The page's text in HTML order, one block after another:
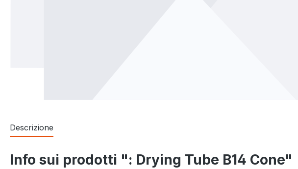
Descrizione
Info sui prodotti ": Drying Tube B14 Cone"